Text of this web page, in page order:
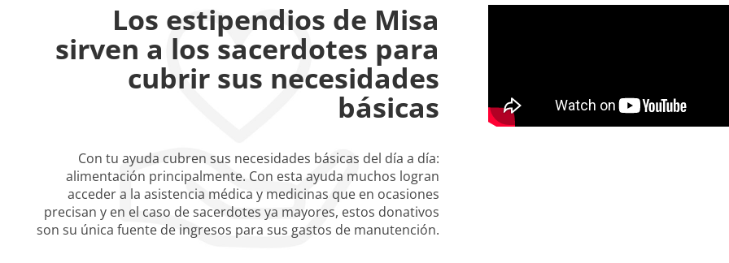
Los estipendios de Misa
sirven a los sacerdotes para
cubrir sus necesidades
básicas
Con tu ayuda cubren sus necesidades básicas del día a día:
alimentación principalmente. Con esta ayuda muchos logran
acceder a la asistencia médica y medicinas que en ocasiones
precisan y en el caso de sacerdotes ya mayores, estos donativos
son su única fuente de ingresos para sus gastos de manutención.